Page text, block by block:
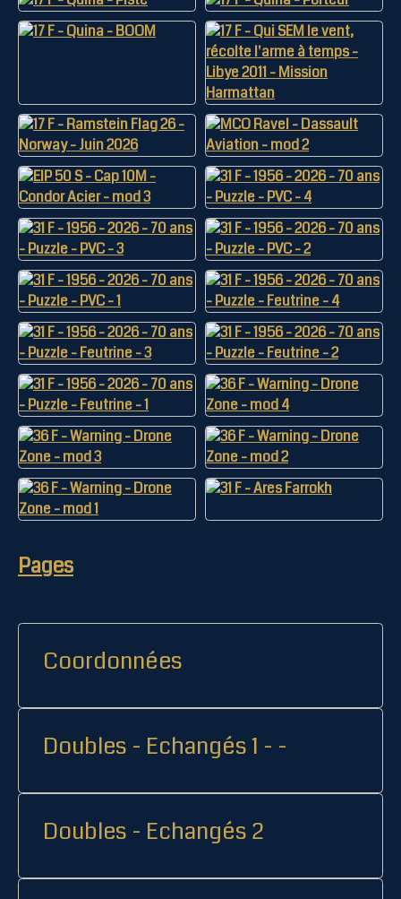
Pages
Coordonnées
Doubles - Echangés 1 - -
Doubles - Echangés 2